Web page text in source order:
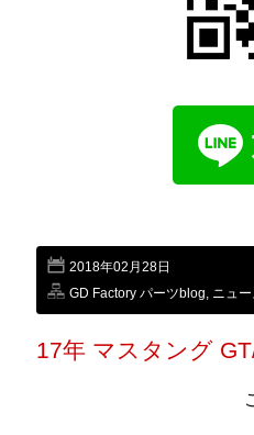
2018年02月28日
GD Factory パーツblog, ニュ
17年 マスタング